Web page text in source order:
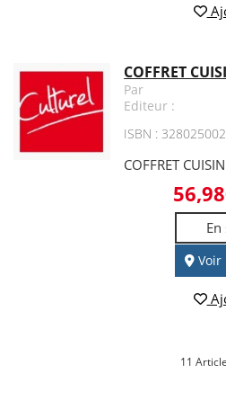
COFFRET
Par
Editeur :
ISBN :
COFFRET
Voir
11